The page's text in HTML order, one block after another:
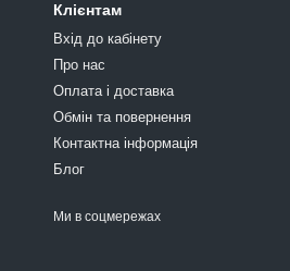
Клієнтам
Вхід до кабінету
Про нас
Оплата і доставка
Обмін та повернення
Контактна інформація
Блог
Ми в соцмережах